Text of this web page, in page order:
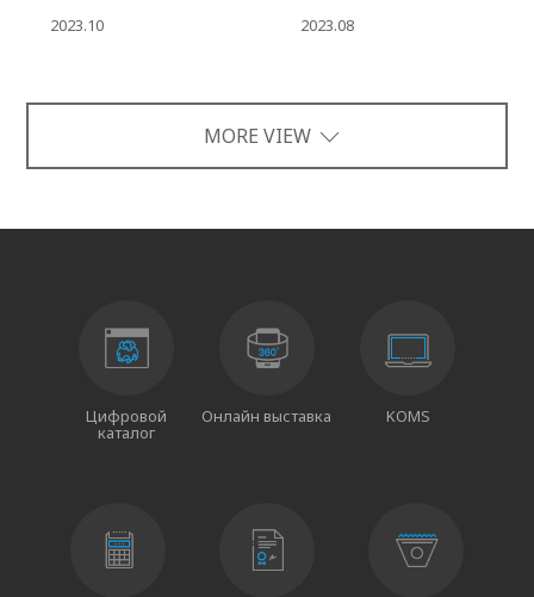
2023.10 2023.08
MORE VIEW
Цифровой
каталог
Онлайн выставка KOMS